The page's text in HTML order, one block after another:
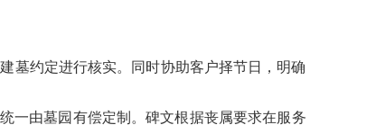
约定进行核实。同时协助客户择节日，明确
由墓园有偿定制。碑文根据丧属要求在服务